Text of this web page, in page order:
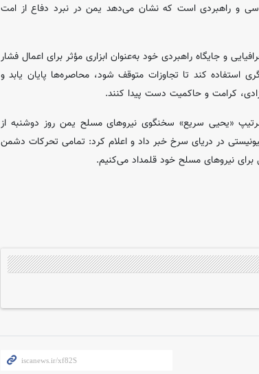
و راهبردی است که نشان می‌دهد یمن در نبرد دفاع از امت
و جایگاه راهبردی خود به‌عنوان ابزاری مؤثر برای اعمال فشار
استفاده کند تا تجاوزات متوقف شود، محاصره‌ها پایان یابد و
کرامت و حاکمیت دست پیدا کنند.
«یحیی سریع» سخنگوی نیروهای مسلح یمن روز دوشنبه از
در دریای سرخ خبر داد و اعلام کرد: تمامی تحرکات دشمن
برای نیروهای مسلح خود قلمداد می‌کنیم.